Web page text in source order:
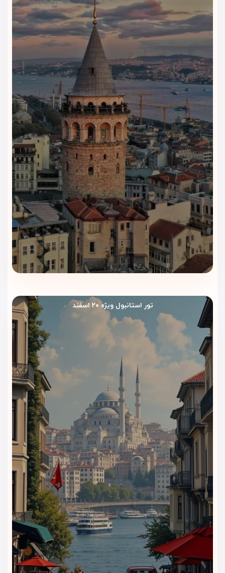
تور استانبول ویژه ۲۰ اسفند